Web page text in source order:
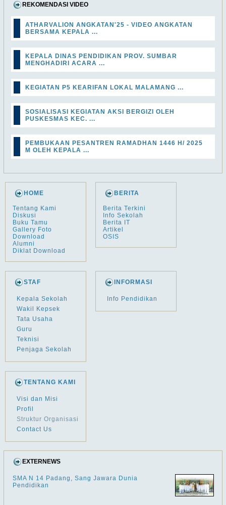
REKOMENDASI VIDEO
ATHARVALION ANGKATAN'25 - VIDEO ANGKATAN
BERSAMA KEPALA ...
KEPALA DINAS PENDIDIKAN PROV. SUMBAR
MENGHADIRI ACARA ...
KEGIATAN P5 KEARIFAN LOKAL MALAMANG ...
SOSIALISASI KEGIATAN AKSI BERGIZI OLEH
PUSKESMAS KEC. ...
PEMBUKAAN PESANTREN RAMADHAN 1446 H/ 2025
M OLEH KEPALA ...
HOME
Tentang Kami
Diskusi
Buku Tamu
Gallery Foto
Download
Alumni
Diklat Download
BERITA
Berita Terkini
Info Sekolah
Berita IT
Artikel
OSIS
STAF
Kepala Sekolah
Wakil Kepsek
Tata Usaha
Guru
Teknisi
Penjaga Sekolah
INFORMASI
Info Pendidikan
TENTANG KAMI
Visi dan Misi
Profil
Struktur Organisasi
Contact Us
EXTERNEWS
SMA N 14 Padang, Sang Jawara Dunia
Pendidikan